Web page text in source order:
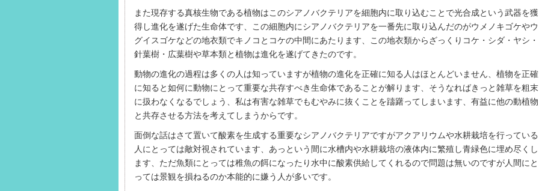
また現存する真核生物である植物はこのシアノバクテリアを細胞内に取り込むことで光合成という武器を獲
得し進化を遂げた生命体です、この細胞内にシアノバクテリアを一番先に取り込んだのがウメノキゴケやウ
グイスゴケなどの地衣類でキノコとコケの中間にあたります、この地衣類からざっくりコケ・シダ・ヤシ・
針葉樹・広葉樹や草本類と植物は進化を遂げてきたのです。
動物の進化の過程は多くの人は知っていますが植物の進化を正確に知る人はほとんどいません、植物を正確
に知ると如何に動物にとって重要な共存すべき生命体であることが解ります、そうなればきっと雑草を粗末
に扱わなくなるでしょう、私は有害な雑草でもむやみに抜くことを躊躇ってしまいます、有益に他の動植物
と共存させる方法を考えてしまうからです。
面倒な話はさて置いて酸素を生成する重要なシアノバクテリアですがアクアリウムや水耕栽培を行っている
人にとっては敵対視されています、あっという間に水槽内や水耕栽培の液体内に繁殖し青緑色に埋め尽くし
ます、ただ魚類にとっては稚魚の餌になったり水中に酸素供給してくれるので問題は無いのですが人間にと
っては景観を損ねるのか本能的に嫌う人が多いです。